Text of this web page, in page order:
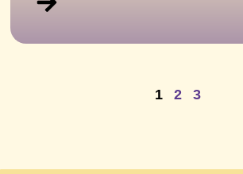
1 2 3